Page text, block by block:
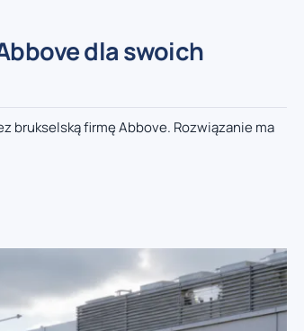
dla swoich
brukselską firmę Abbove. Rozwiązanie ma